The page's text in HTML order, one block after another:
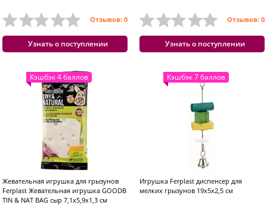
Отзывов: 0
Узнать о поступлении
Отзывов: 0
Узнать о поступлении
Кэшбэк 4 баллов
Жевательная игрушка для грызунов
Ferplast Жевательная игрушка GOODB
TIN & NAT BAG сыр 7,1х5,9х1,3 см
Кэшбэк 7 баллов
Игрушка Ferplast диспенсер для
мелких грызунов 19х5х2,5 см